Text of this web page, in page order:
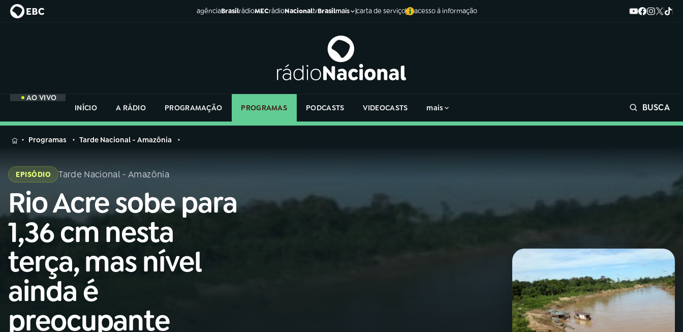
agênciaBrasilrádioMECrádioNacionaltvBrasilmais carta de serviço acesso à informação
AO VIVO
INÍCIO
A RÁDIO PROGRAMAÇÃO PROGRAMAS PODCASTS VIDEOCASTS mais BUSCA
MENU
Buscar
na
Rádio
Nacional
01INÍCIO
02A RÁDIO
03 PROGRAMAÇÃO
na
Rádio
Nacional
Programas Tarde Nacional - Amazônia
EPISÓDIO Tarde Nacional - Amazônia
Rio Acre sobe para
1,36 cm nesta
terça, mas nível
ainda é
preocupante